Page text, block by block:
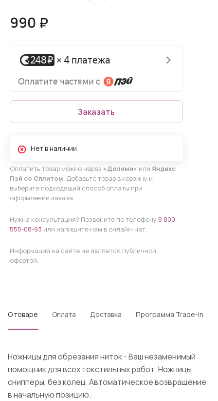
990 ₽
Заказать
Нет в наличии
Оплатить товар можно через «Долями» или Яндекс
Пэй со Сплитом. Добавьте товар в корзину и
выберите подходящий способ оплаты при
оформлении заказа.
Нужна консультация? Позвоните по телефону 8 800
555-08-93 или напишите нам в онлайн-чат.
Информация на сайте не является публичной
офертой.
О товаре Оплата Доставка Программа Trade-in
Ножницы для обрезания ниток - Ваш незаменимый
помощник для всех текстильных работ. Ножницы
снипперы, без колец. Автоматическое возвращение
в начальную позицию.